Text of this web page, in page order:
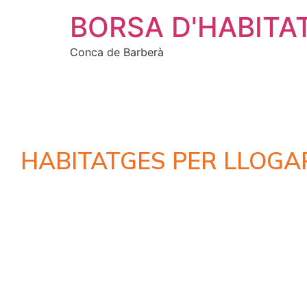
BORSA
Conca de Barberà
HABITATGES PER